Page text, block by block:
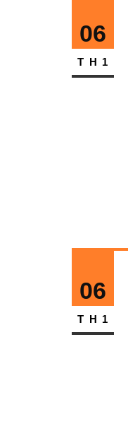
06
TH1
06
TH1